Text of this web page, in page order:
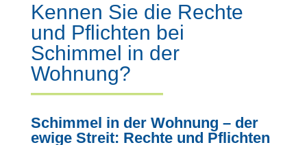
Kennen Sie die Rechte
und Pflichten bei
Schimmel in der
Wohnung?
Schimmel in der Wohnung – der
ewige Streit: Rechte und Pflichten